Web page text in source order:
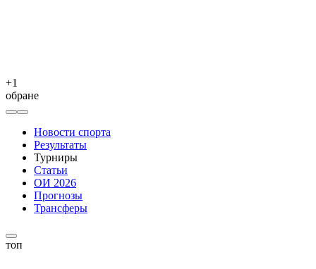
+1
обране
Новости спорта
Результаты
Турниры
Статьи
ОИ 2026
Прогнозы
Трансферы
топ